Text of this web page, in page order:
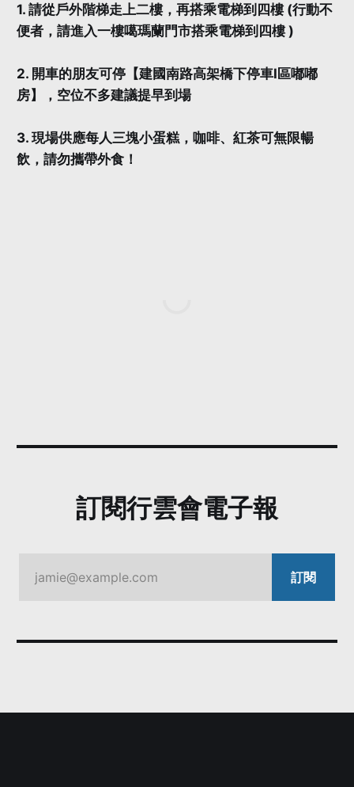
1. 請從戶外階梯走上二樓，再搭乘電梯到四樓 (行動不
便者，請進入一樓噶瑪蘭門市搭乘電梯到四樓 )
2. 開車的朋友可停【建國南路高架橋下停車I區嘟嘟
房】，空位不多建議提早到場
3. 現場供應每人三塊小蛋糕，咖啡、紅茶可無限暢
飲，請勿攜帶外食！
訂閱行雲會電子報
jamie@example.com 訂閱